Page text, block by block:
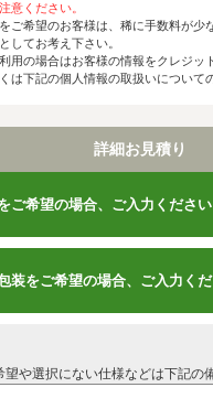
意ください。
ご希望のお客様は、稀に手数料が少
してお考え下さい。
用の場合はお客様の情報をクレジッ
は下記の個人情報の取扱いについて
詳細お見積り
ご希望の場合、ご入力ください
装をご希望の場合、ご入力く
望や選択にない仕様などは下記の